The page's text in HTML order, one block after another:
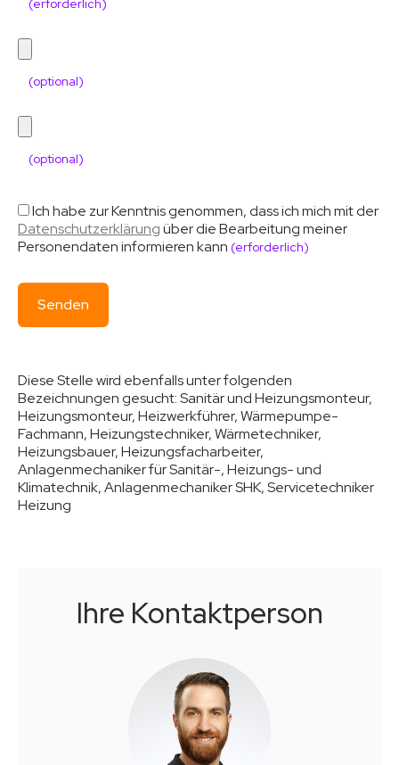
(erforderlich)
(optional)
(optional)
Ich habe zur Kenntnis genommen, dass ich mich mit der
Datenschutzerklärungüber die Bearbeitung meiner
Personendaten informieren kann (erforderlich)
Diese Stelle wird ebenfalls unter folgenden
Bezeichnungen gesucht:Sanitär und Heizungsmonteur,
Heizungsmonteur, Heizwerkführer, Wärmepumpe-
Fachmann, Heizungstechniker, Wärmetechniker,
Heizungsbauer, Heizungsfacharbeiter,
Anlagenmechaniker für Sanitär-, Heizungs- und
Klimatechnik, Anlagenmechaniker SHK, Servicetechniker
Heizung
Ihre Kontaktperson